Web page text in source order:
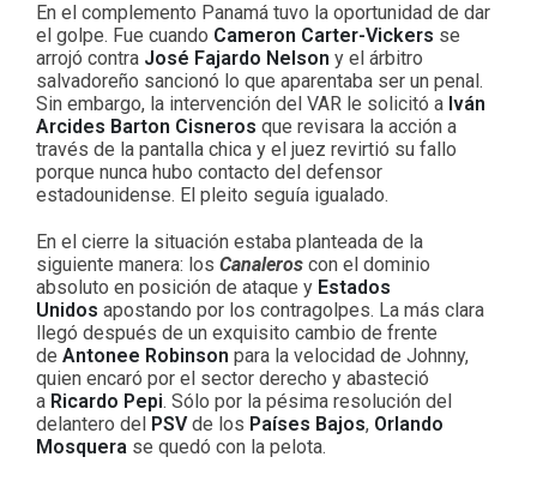
En el complemento Panamá tuvo la oportunidad de dar
el golpe. Fue cuando Cameron Carter-Vickers se
arrojó contra José Fajardo Nelson y el árbitro
salvadoreño sancionó lo que aparentaba ser un penal.
Sin embargo, la intervención del VAR le solicitó a Iván
Arcides Barton Cisneros que revisara la acción a
través de la pantalla chica y el juez revirtió su fallo
porque nunca hubo contacto del defensor
estadounidense. El pleito seguía igualado.
En el cierre la situación estaba planteada de la
siguiente manera: los Canaleros con el dominio
absoluto en posición de ataque y Estados
Unidos apostando por los contragolpes. La más clara
llegó después de un exquisito cambio de frente
de Antonee Robinson para la velocidad de Johnny,
quien encaró por el sector derecho y abasteció
a Ricardo Pepi. Sólo por la pésima resolución del
delantero del PSVde los Países Bajos, Orlando
Mosquera se quedó con la pelota.